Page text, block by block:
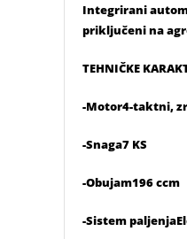
Integrirani
priključeni na
TEHNIČKE
-Motor4-taktni,
-Snaga7 KS
-Obujam196 ccm
-Sistem